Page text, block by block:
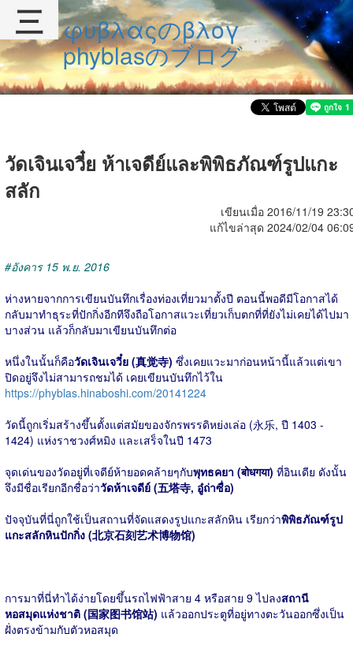
φυβλαςのβλογ
phyblasのブログ
วัดเจินเจวี๋ย ห้าเจดีย์และพิพิธภัณฑ์รูปแกะ
สลัก
เขียนเมื่อ 2016/11/19
แก้ไขล่าสุด 2024/02/04
#อังคาร 15 พ.ย. 2016
ห่างหายจากการเขียนบันทึกเรื่องท่องเที่ยวมาตั้งปี ตอนนี้พอดีมีโอกาสได้
กลับมาทำธุระที่ปักกิ่งอีกทีจึงถือโอกาสแวะเที่ยวเก็บตกที่ที่ยังไม่เคยได้ไปมา
บางส่วน แล้วก็กลับมาเขียนบันทึกต่อ
หนึ่งในนั้นก็คือวัดเจินเจวี๋ย (真觉寺) ซึ่งเคยแวะมาก่อนหน้านี้แล้วแต่เขา
ปิดอยู่จึงไม่สามารถชมได้ เคยเขียนบันทึกไว้ใน
https://phyblas.hinaboshi.com/20141224
วัดนี้ถูกเริ่มสร้างขึ้นตั้งแต่สมัยของจักรพรรดิหย่งเล่อ (永乐, ปี 1403 -
1424) แห่งราชวงศ์หมิง และเสร็จในปี 1473
จุดเด่นของวัดอยู่ที่เจดีย์ห้ายอดคล้ายๆกับพุทธคยา (बोधगया) ที่อินเดีย ดังนั้น
จึงมีชื่อเรียกอีกชื่อว่าวัดห้าเจดีย์ (五塔寺, อู๋ถ่าซื่อ)
ปัจจุบันที่นี่ถูกใช้เป็นสถานที่จัดแสดงรูปแกะสลักหิน เรียกว่าพิพิธภัณฑ์รูป
แกะสลักหินปักกิ่ง (北京石刻艺术博物馆)
การมาที่นี่ทำได้ง่ายโดยขึ้นรถไฟฟ้าสาย 4 หรือสาย 9 ไปลงสถานี
หอสมุดแห่งชาติ (国家图书馆站) แล้วออกประตูที่อยู่ทางตะวันออกซึ่งเป็น
ฝั่งตรงข้ามกับตัวหอสมุด
三